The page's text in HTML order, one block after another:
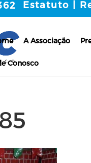
Estatuto |
A Associação
Conosco